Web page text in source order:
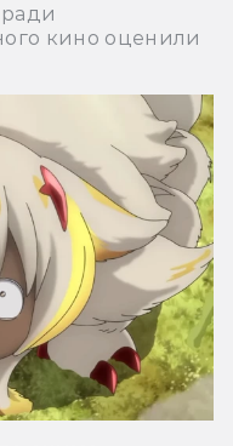
кино оценили